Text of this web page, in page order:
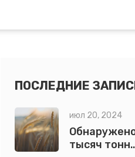
ПОСЛЕДНИЕ
июл 20, 2024
тысяч тонн